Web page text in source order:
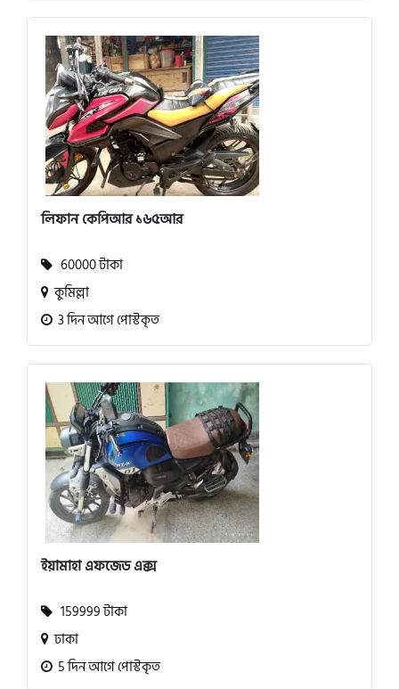
লিফান কেপিআর ১৬৫আর
60000 টাকা
কুমিল্লা
3 দিন আগে পোস্টকৃত
ইয়ামাহা এফজেড এক্স
159999 টাকা
ঢাকা
5 দিন আগে পোস্টকৃত